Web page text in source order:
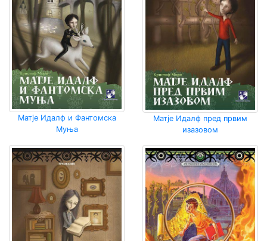
Матје Идалф и Фантомска
Муња
Матје Идалф пред првим
изазовом